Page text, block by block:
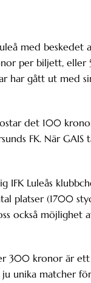
med
per biljett, eller
har gått ut med
det 100
FK. När
IFK Luleås
platser (1700
också
300 kronor är
unika matcher